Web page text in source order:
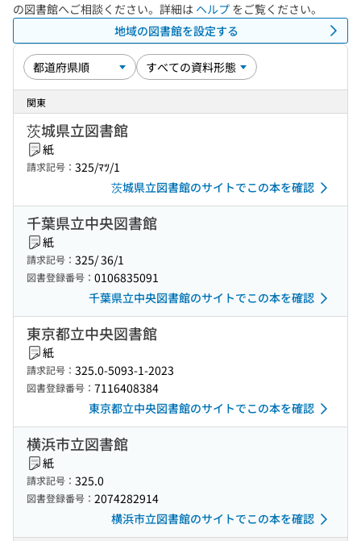
の図書館へご相談ください。詳細は ヘルプ をご覧ください。
地域の図書館を設定する
関東
茨城県立図書館
紙
請求記号： 325/ﾏﾂ/1
茨城県立図書館のサイトでこの本を確認
千葉県立中央図書館
紙
請求記号： 325/ 36/1
図書登録番号： 0106835091
千葉県立中央図書館のサイトでこの本を確認
東京都立中央図書館
紙
請求記号： 325.0-5093-1-2023
図書登録番号： 7116408384
東京都立中央図書館のサイトでこの本を確認
横浜市立図書館
紙
請求記号： 325.0
図書登録番号： 2074282914
横浜市立図書館のサイトでこの本を確認